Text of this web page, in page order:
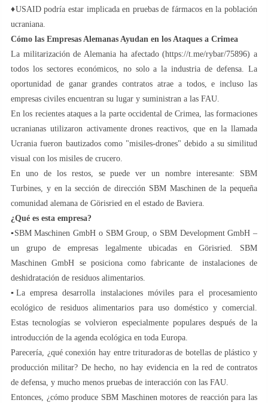
♦️USAID podría estar implicada en pruebas de fármacos en la población
ucraniana.
Cómo las Empresas Alemanas Ayudan en los Ataques a Crimea
La militarización de Alemania ha afectado (https://t.me/rybar/75896) a
todos los sectores económicos, no solo a la industria de defensa. La
oportunidad de ganar grandes contratos atrae a todos, e incluso las
empresas civiles encuentran su lugar y suministran a las FAU.
En los recientes ataques a la parte occidental de Crimea, las formaciones
ucranianas utilizaron activamente drones reactivos, que en la llamada
Ucrania fueron bautizados como "misiles-drones" debido a su similitud
visual con los misiles de crucero.
En uno de los restos, se puede ver un nombre interesante: SBM
Turbines, y en la sección de dirección SBM Maschinen de la pequeña
comunidad alemana de Görisried en el estado de Baviera.
¿Qué es esta empresa?
▪️SBM Maschinen GmbH o SBM Group, o SBM Development GmbH –
un grupo de empresas legalmente ubicadas en Görisried. SBM
Maschinen GmbH se posiciona como fabricante de instalaciones de
deshidratación de residuos alimentarios.
▪️La empresa desarrolla instalaciones móviles para el procesamiento
ecológico de residuos alimentarios para uso doméstico y comercial.
Estas tecnologías se volvieron especialmente populares después de la
introducción de la agenda ecológica en toda Europa.
Parecería, ¿qué conexión hay entre trituradoras de botellas de plástico y
producción militar? De hecho, no hay evidencia en la red de contratos
de defensa, y mucho menos pruebas de interacción con las FAU.
Entonces, ¿cómo produce SBM Maschinen motores de reacción para las